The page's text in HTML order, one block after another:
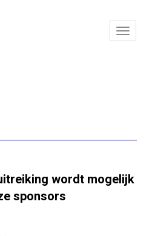
wordt mogelijk
sponsors